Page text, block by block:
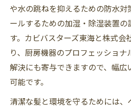
や水の跳ねを抑えるための防水対
ールするための加湿・除湿装置
す。カビバスターズ東海と株式会
り、厨房機器のプロフェッショ
解決にも寄与できますので、幅広
可能です。
清潔な髪と環境を守るためには